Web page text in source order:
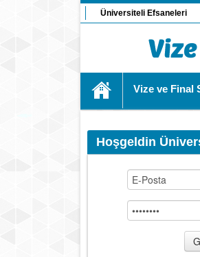
Üniversiteli Efsaneleri
Vize ve Final
Hoşgeldin